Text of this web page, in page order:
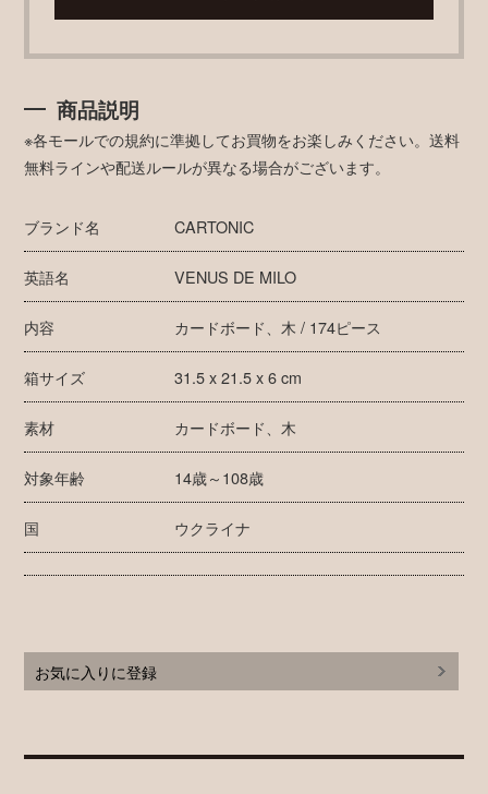
商品説明
※各モールでの規約に準拠してお買物をお楽しみください。送料
無料ラインや配送ルールが異なる場合がございます。
ブランド名 CARTONIC
英語名 VENUS DE MILO
内容 カードボード、木 / 174ピース
箱サイズ 31.5 x 21.5 x 6 cm
素材 カードボード、木
対象年齢 14歳～108歳
国 ウクライナ
お気に入りに登録